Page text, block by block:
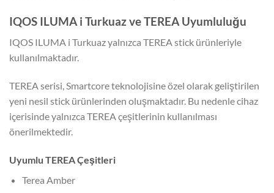
IQOS ILUMA i Turkuaz ve TEREA Uyumluluğu
IQOS ILUMA i Turkuaz yalnızca TEREA stick ürünleriyle
kullanılmaktadır.
TEREA serisi, Smartcore teknolojisine özel olarak geliştirilen
yeni nesil stick ürünlerinden oluşmaktadır. Bu nedenle cihaz
içerisinde yalnızca TEREA çeşitlerinin kullanılması
önerilmektedir.
Uyumlu TEREA Çeşitleri
Terea Amber